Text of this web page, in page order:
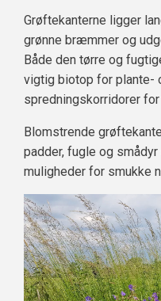
Grøftekanterne ligger
grønne bræmmer og
Både den tørre og
vigtig biotop for plante-
spredningskorridorer
Blomstrende
padder, fugle og
muligheder for smukke